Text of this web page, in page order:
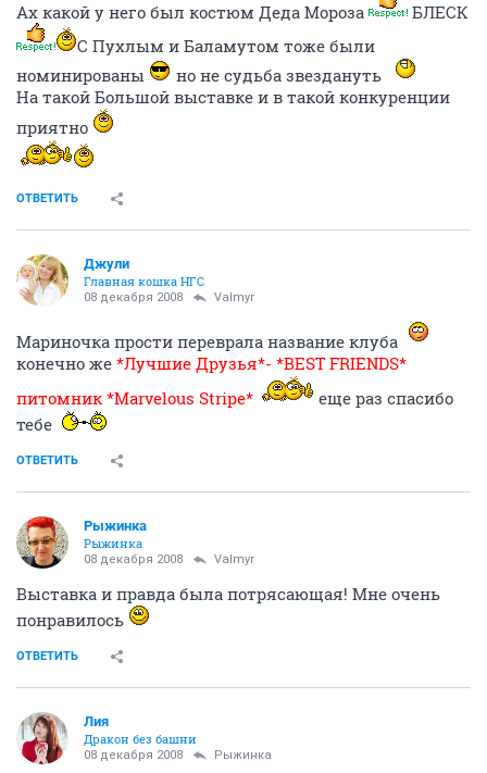
Ах какой у него был костюм Деда Мороза
БЛЕСК
С Пухлым и Баламутом тоже были
номинированы
но не судьба звездануть
На такой Большой выставке и в такой конкуренции
приятно
ОТВЕТИТЬ
Джули
Главная кошка НГС
08 декабря 2008 Valmyr
Мариночка прости переврала название клуба
конечно же *Лучшие Друзья*- *BEST FRIENDS*
питомник *Marvelous Stripe*
еще раз спасибо
тебе
ОТВЕТИТЬ
Рыжинка
Рыжинка
08 декабря 2008 Valmyr
Выставка и правда была потрясающая! Мне очень
понравилось
ОТВЕТИТЬ
Лия
Дракон без башни
08 декабря 2008 Рыжинка